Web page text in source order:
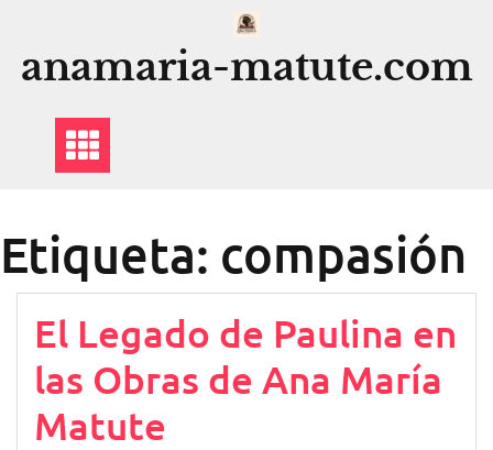
contenido
anamaria-matute.com
Etiqueta: compasión
El Legado de Paulina en
las Obras de Ana María
Matute